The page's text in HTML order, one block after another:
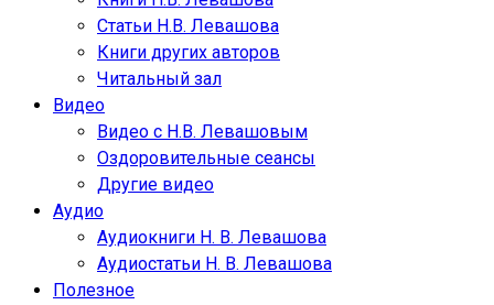
Статьи Н.В. Левашова
Книги других авторов
Читальный зал
Видео
Видео с Н.В. Левашовым
Оздоровительные сеансы
Другие видео
Аудио
Аудиокниги Н. В. Левашова
Аудиостатьи Н. В. Левашова
Полезное